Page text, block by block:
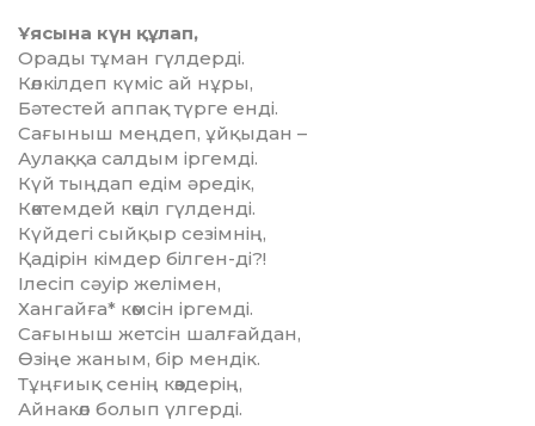
Ұясына күн құлап,
Орады тұман гүлдерді.
Көлкілдеп күміс ай нұры,
Бәтестей аппақ түрге енді.
Сағыныш меңдеп, ұйқыдан –
Аулаққа салдым іргемді.
Күй тыңдап едім әредік,
Көктемдей көңіл гүлденді.
Күйдегі сыйқыр сезімнің,
Қадірін кімдер білген-ді?!
Ілесіп сәуір желімен,
Хангайға* көмсін іргемді.
Сағыныш жетсін шалғайдан,
Өзіңе жаным, бір мендік.
Тұңғиық сенің көздерің,
Айнакөл болып үлгерді.